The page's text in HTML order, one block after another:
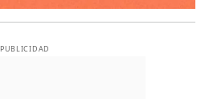
PUBLICIDAD